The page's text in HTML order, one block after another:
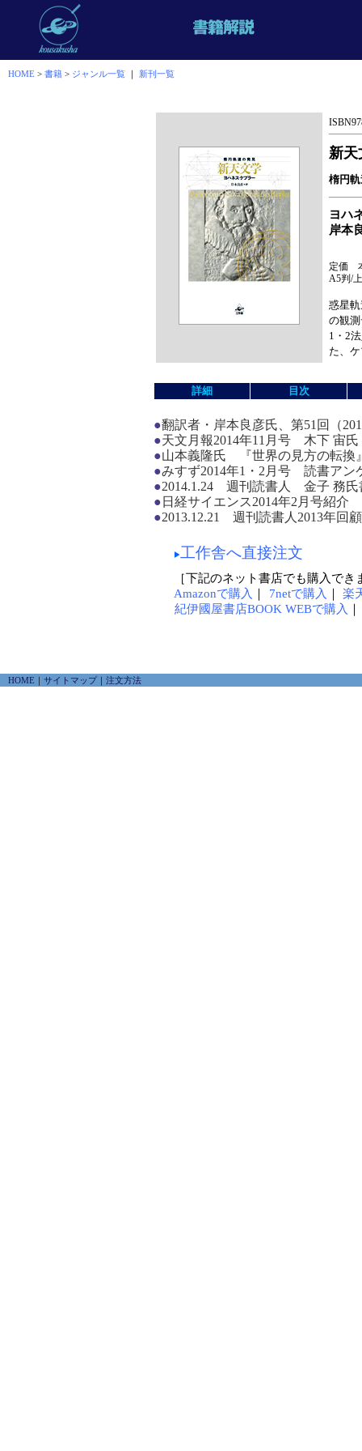
HOME > 書籍 > ジャンル一覧 ｜ 新刊一覧
新天
楕円
ヨハ
岸本
定価
A5判/
惑星
の観
1・2
た、
詳細 目次
●翻訳者・岸本良彦氏、第51回（
●天文月報2014年11月号 木下 宙
●山本義隆氏 『世界の見方の転換
●みすず2014年1・2月号 読書ア
●2014.1.24 週刊読書人 金子 務氏
●日経サイエンス2014年2月号紹介
●2013.12.21 週刊読書人2013年回
工作舎へ直接注文
［下記のネット書店でも購入でき
Amazonで購入
7netで購入
楽
紀伊國屋書店BOOK WEBで購入
HOME ｜ サイトマップ｜ 注文方法